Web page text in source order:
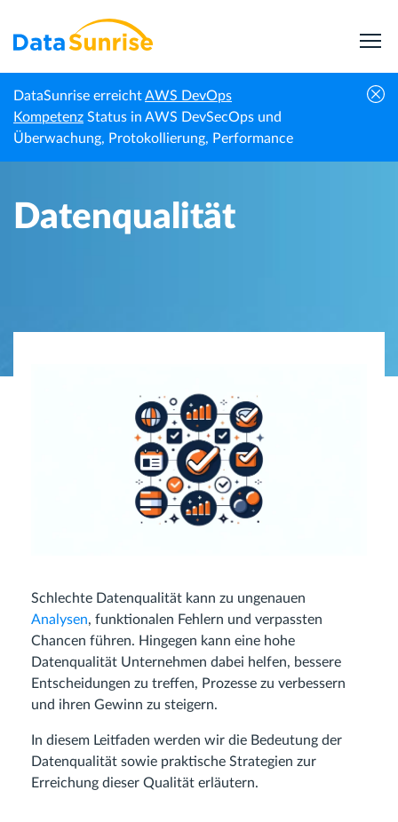
DataSunrise erreichtAWS DevOps
Kompetenz Status in AWS DevSecOps und
Überwachung, Protokollierung, Performance
Startseite Wissenszentrum Datenqualität
Datenqualität
Schlechte Datenqualität kann zu ungenauen
Analysen, funktionalen Fehlern und verpassten
Chancen führen. Hingegen kann eine hohe
Datenqualität Unternehmen dabei helfen, bessere
Entscheidungen zu treffen, Prozesse zu verbessern
und ihren Gewinn zu steigern.
In diesem Leitfaden werden wir die Bedeutung der
Datenqualität sowie praktische Strategien zur
Erreichung dieser Qualität erläutern.